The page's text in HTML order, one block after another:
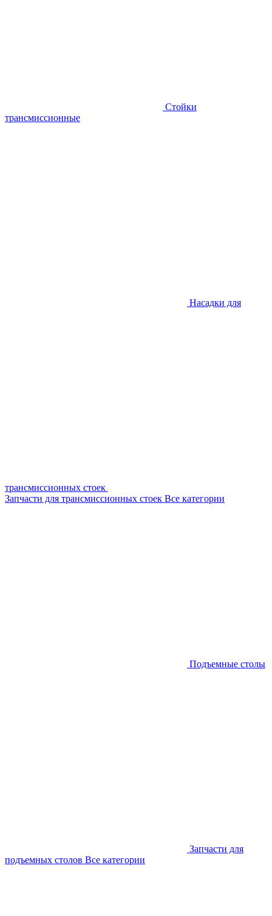
Стойки
трансмиссионные
Насадки для
трансмиссионных стоек
Запчасти для трансмиссионных стоек Все категории
Подъемные столы
Запчасти для
подъемных столов Все категории